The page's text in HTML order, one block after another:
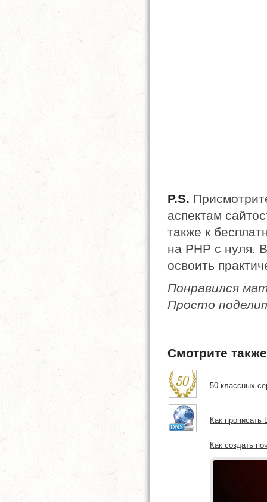
P.S.
аспектам
также к
на PHP с нуля.
освоить
Понравился
Просто
Смотрите
50 классных
Как прописать
Как создать